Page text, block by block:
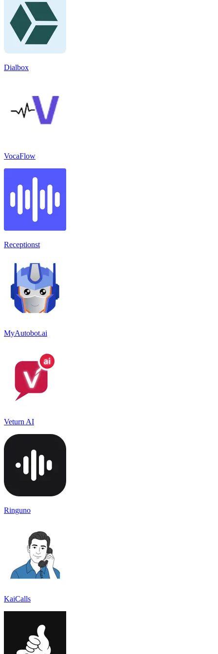
Dialbox
VocaFlow
Receptionst
MyAutobot.ai
Veturn AI
Ringuno
KaiCalls